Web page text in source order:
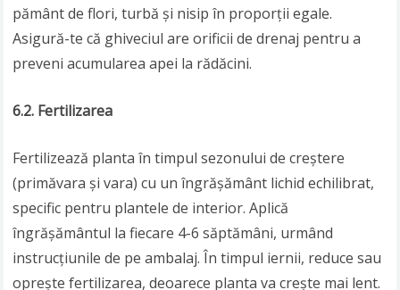
pământ de flori, turbă și nisip în proporții egale.
Asigură-te că ghiveciul are orificii de drenaj pentru a
preveni acumularea apei la rădăcini.
6.2. Fertilizarea
Fertilizează planta în timpul sezonului de creștere
(primăvara și vara) cu un îngrășământ lichid echilibrat,
specific pentru plantele de interior. Aplică
îngrășământul la fiecare 4-6 săptămâni, urmând
instrucțiunile de pe ambalaj. În timpul iernii, reduce sau
oprește fertilizarea, deoarece planta va crește mai lent.